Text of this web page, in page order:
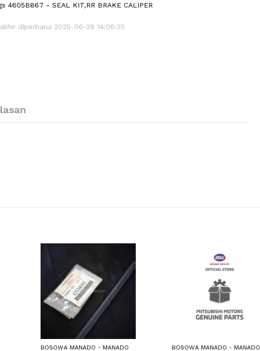
4605B867 - SEAL KIT,RR BRAKE CALIPER
diperbarui 2025-06-28 14:06:35
BOSOWA MANADO - MANADO BOSOWA MANADO - MANADO